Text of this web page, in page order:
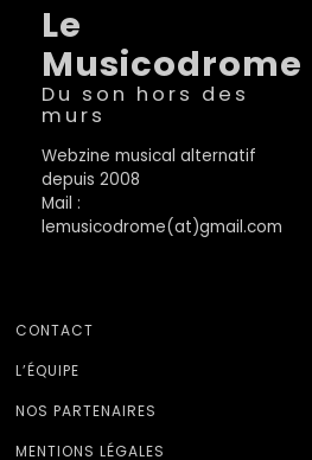
Le
Musicodrome
Du son hors des
murs
Webzine musical alternatif
depuis 2008
Mail :
lemusicodrome(at)gmail.com
CONTACT
L’ÉQUIPE
NOS PARTENAIRES
MENTIONS LÉGALES